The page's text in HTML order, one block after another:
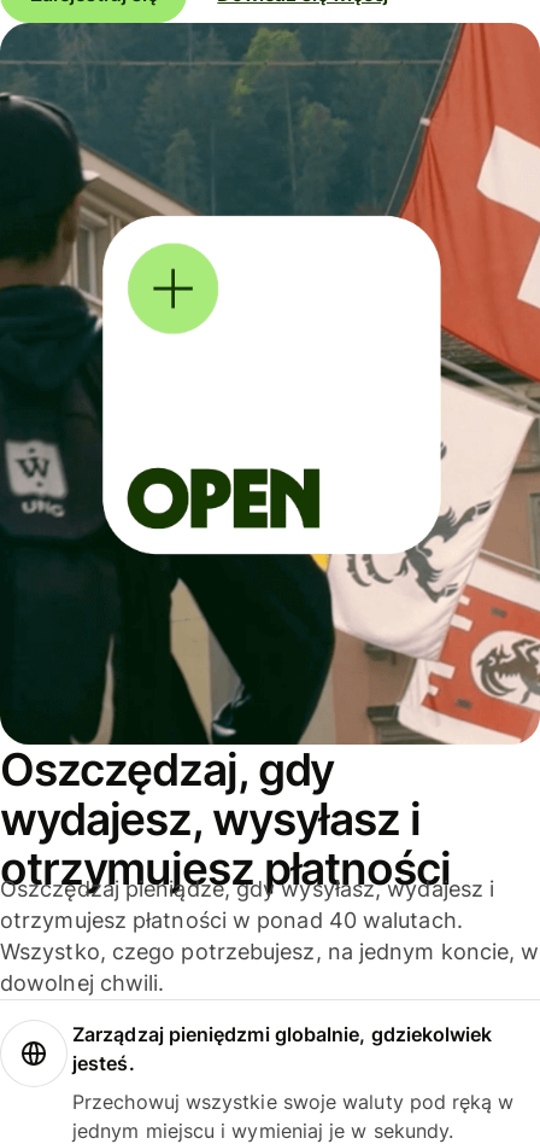
Oszczędzaj, gdy
wydajesz, wysyłasz i
otrzymujesz płatności
Oszczędzaj pieniądze, gdy wysyłasz, wydajesz i
otrzymujesz płatności w ponad 40 walutach.
Wszystko, czego potrzebujesz, na jednym koncie, w
dowolnej chwili.
Zarządzaj pieniędzmi globalnie, gdziekolwiek
jesteś.
Przechowuj wszystkie swoje waluty pod ręką w
jednym miejscu i wymieniaj je w sekundy.